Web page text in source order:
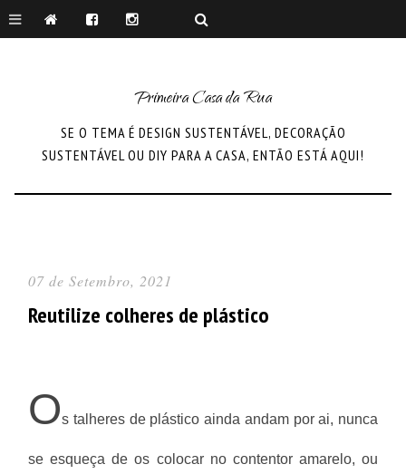
Primeira Casa da Rua
SE O TEMA É DESIGN SUSTENTÁVEL, DECORAÇÃO
SUSTENTÁVEL OU DIY PARA A CASA, ENTÃO ESTÁ AQUI!
07 de Setembro, 2021
Reutilize colheres de plástico
Os talheres de plástico ainda andam por ai, nunca
se esqueça de os colocar no contentor amarelo, ou